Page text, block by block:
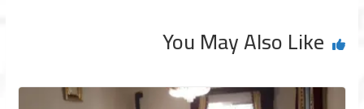
You May Also Like